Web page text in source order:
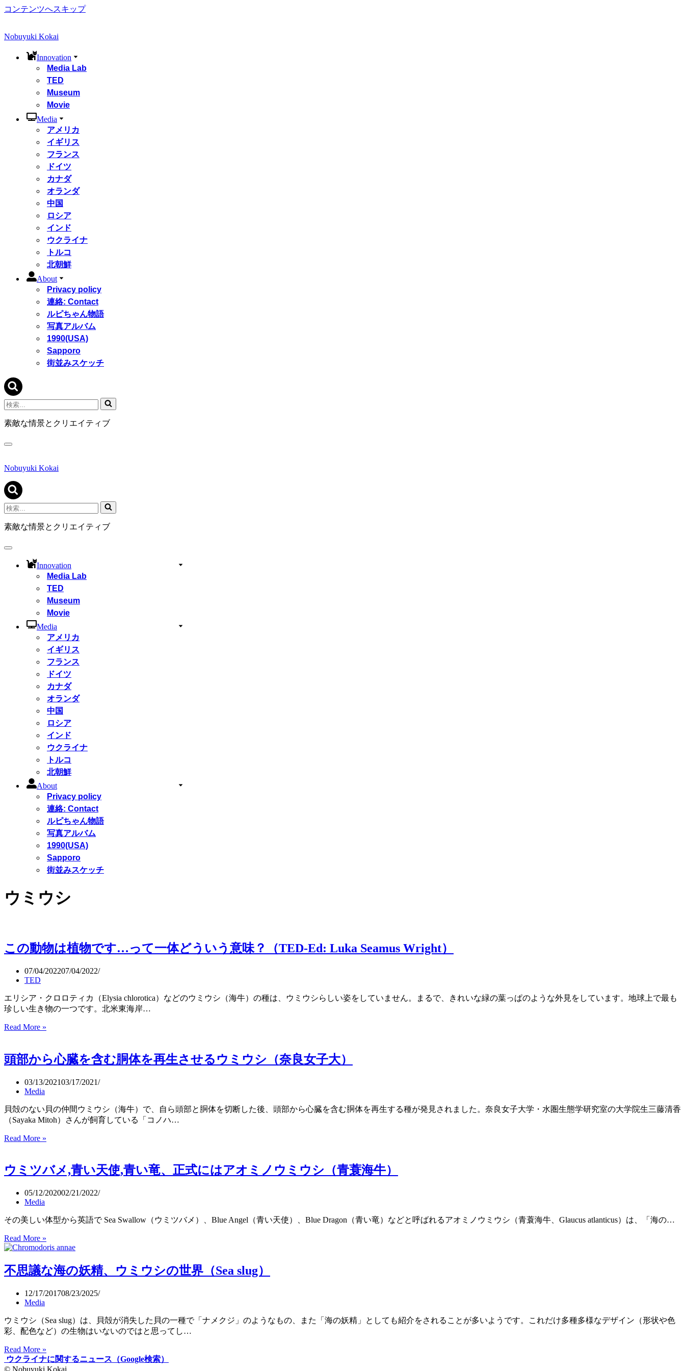
コンテンツへスキップ
Nobuyuki Kokai
Innovation
Media Lab
TED
Museum
Movie
Media
アメリカ
イギリス
フランス
ドイツ
カナダ
オランダ
中国
ロシア
インド
ウクライナ
トルコ
北朝鮮
About
Privacy policy
連絡: Contact
ルピちゃん物語
写真アルバム
1990(USA)
Sapporo
街並みスケッチ
検
索...
素敵な情景とクリエイティブ
ナ
ゲ
シ
ョ
ン
メ
ニ
ュ
Nobuyuki Kokai
検
索...
素敵な情景とクリエイティブ
ナ
Innovation
Media Lab
TED
Museum
Movie
Media
アメリカ
イギリス
フランス
ドイツ
カナダ
オランダ
中国
ロシア
インド
ウクライナ
トルコ
北朝鮮
About
Privacy policy
連絡: Contact
ルピちゃん物語
写真アルバム
1990(USA)
Sapporo
街並みスケッチ
ウミウシ
この動物は植物です…って一体どういう意味？（TED-Ed: Luka Seamus Wright）
07/04/202207/04/2022
TED
エリシア・クロロティカ（Elysia chlorotica）などのウミウシ（海牛）の種は、ウミウシらしい姿をしていません。まるで、きれいな緑の葉っぱのような外見をしています。地球上で最も
珍しい生き物の一つです。北米東海岸…
Read More »
物
植
す…
っ
一
ど
う
う
味？
Ed:
Luka
Wright）
頭部から心臓を含む胴体を再生させるウミウシ（奈良女子大）
03/13/202103/17/2021
Media
貝殻のない貝の仲間ウミウシ（海牛）で、自ら頭部と胴体を切断した後、頭部から心臓を含む胴体を再生する種が発見されました。奈良女子大学・水圏生態学研究室の大学院生三藤清香
（Sayaka Mitoh）さんが飼育している「コノハ…
Read More »
ら
臓
む
体
再
生
せ
ウ
ミ
シ
（奈
ウミツバメ,青い天使,青い竜、正式にはアオミノウミウシ（青蓑海牛）
05/12/202002/21/2022
Media
その美しい体型から英語で Sea Swallow（ウミツバメ）、Blue Angel（青い天使）、Blue Dragon（青い竜）などと呼ばれるアオミノウミウシ（青蓑海牛、Glaucus atlanticus）は、「海の…
Read More »
ミ
バ
青
使,
青
竜、
正
不思議な海の妖精、ウミウシの世界（Sea slug）
12/17/201708/23/2025
Media
ウミウシ（Sea slug）は、貝殻が消失した貝の一種で「ナメクジ」のようなもの、また「海の妖精」としても紹介をされることが多いようです。これだけ多種多様なデザイン（形状や色
彩、配色など）の生物はいないのではと思ってし…
Read More »
思
ウクライナに関するニュース（Google検索）